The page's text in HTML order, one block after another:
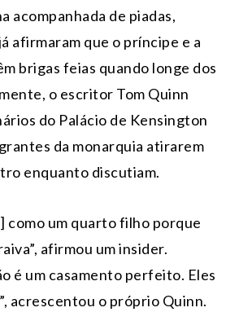
acompanhada de piadas,
afirmaram que o príncipe e a
brigas feias quando longe dos
o escritor Tom Quinn
do Palácio de Kensington
da monarquia atirarem
enquanto discutiam.
como um quarto filho porque
afirmou um insider.
é um casamento perfeito. Eles
acrescentou o próprio Quinn.